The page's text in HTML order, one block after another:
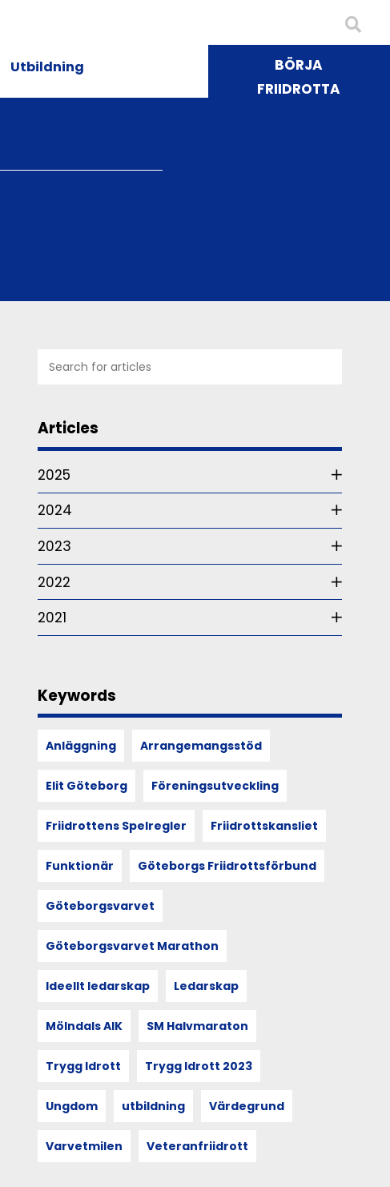
Utbildning
BÖRJA
FRIIDROTTA
Articles
2025
2024
2023
2022
2021
Keywords
Anläggning Arrangemangsstöd
Elit Göteborg Föreningsutveckling
Friidrottens Spelregler Friidrottskansliet
Funktionär Göteborgs Friidrottsförbund
Göteborgsvarvet
Göteborgsvarvet Marathon
Ideellt ledarskap Ledarskap
Mölndals AIK SM Halvmaraton
Trygg Idrott Trygg Idrott 2023
Ungdom utbildning Värdegrund
Varvetmilen Veteranfriidrott